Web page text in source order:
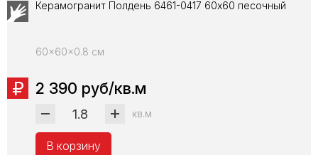
Керамогранит Полдень 6461-0417 60х60 песочный
60x60x0.8 см
2 390 руб/кв.м
кв.м
В корзину